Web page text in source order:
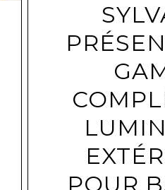
POUR